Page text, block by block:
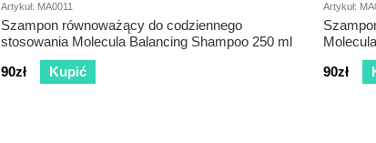
Artykuł: MA0011
Szampon równoważący do codziennego
stosowania Molecula Balancing Shampoo 250 ml
90zł
Kupić
Artykuł:
90zł